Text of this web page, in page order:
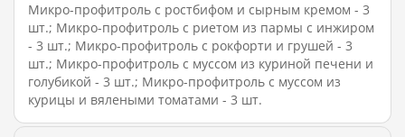
Микро-профитроль с ростбифом и сырным кремом - 3
шт.; Микро-профитроль с риетом из пармы с инжиром
- 3 шт.; Микро-профитроль с рокфорти и грушей - 3
шт.; Микро-профитроль с муссом из куриной печени и
голубикой - 3 шт.; Микро-профитроль с муссом из
курицы и вялеными томатами - 3 шт.